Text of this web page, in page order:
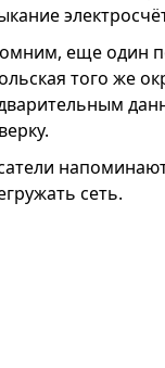
еще один
того же
сеть.